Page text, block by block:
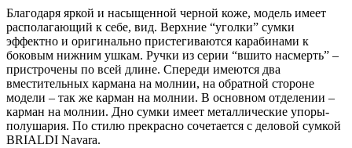
Благодаря яркой и насыщенной черной коже, модель имеет
располагающий к себе, вид. Верхние “уголки” сумки
эффектно и оригинально пристегиваются карабинами к
боковым нижним ушкам. Ручки из серии “вшито насмерть” –
пристрочены по всей длине. Спереди имеются два
вместительных кармана на молнии, на обратной стороне
модели – так же карман на молнии. В основном отделении –
карман на молнии. Дно сумки имеет металлические упоры-
полушария. По стилю прекрасно сочетается с деловой сумкой
BRIALDI Navara.